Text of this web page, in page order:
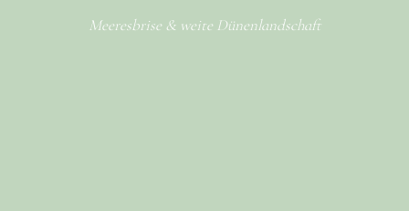
Meeresbrise & weite Dünenlandschaft